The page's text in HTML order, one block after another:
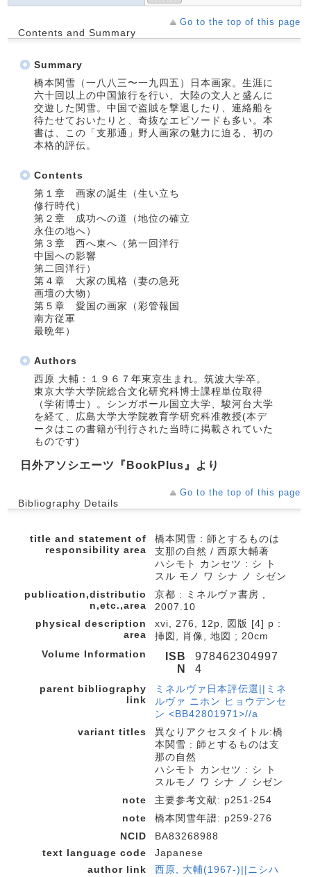
Go to the top of this page
Contents and Summary
Summary
橋本関雪（一八八三〜一九四五）日本画家。生涯に
六十回以上の中国旅行を行い、大陸の文人と盛んに
交遊した関雪。中国で盗賊を撃退したり、連絡船を
待たせておいたりと、奇抜なエピソードも多い。本
書は、この「支那通」野人画家の魅力に迫る、初の
本格的評伝。
Contents
第１章 画家の誕生（生い立ち
修行時代）
第２章 成功への道（地位の確立
永住の地へ）
第３章 西へ東へ（第一回洋行
中国への影響
第二回洋行）
第４章 大家の風格（妻の急死
画壇の大物）
第５章 愛国の画家（彩管報国
南方従軍
最晩年）
Authors
西原 大輔：１９６７年東京生まれ。筑波大学卒。
東京大学大学院総合文化研究科博士課程単位取得
（学術博士）。シンガポール国立大学、駿河台大学
を経て、広島大学大学院教育学研究科准教授(本デ
ータはこの書籍が刊行された当時に掲載されていた
ものです)
日外アソシエーツ『BookPlus』より
Go to the top of this page
Bibliography Details
title and statement of
responsibility area
橋本関雪 : 師とするものは
支那の自然 / 西原大輔著
ハシモト カンセツ : シ ト
スル モノ ワ シナ ノ シゼン
publication,distributio
n,etc.,area
京都 : ミネルヴァ書房 ,
2007.10
physical description
area
xvi, 276, 12p, 図版 [4] p :
挿図, 肖像, 地図 ; 20cm
Volume Information
ISB
N
978462304997
4
parent bibliography
link
ミネルヴァ日本評伝選||ミネ
ルヴァ ニホン ヒョウデンセ
ン <BB42801971>//a
variant titles
異なりアクセスタイトル:橋
本関雪 : 師とするものは支
那の自然
ハシモト カンセツ : シ ト
スルモノ ワ シナ ノ シゼン
note
主要参考文献: p251-254
note
橋本関雪年譜: p259-276
NCID
BA83268988
text language code
Japanese
author link
西原, 大輔(1967-)||ニシハ